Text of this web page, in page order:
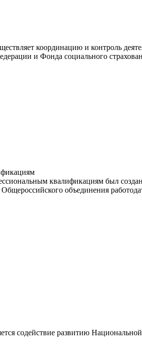
координацию и контроль
и Фонда социального
квалификациям был
объединения
содействие развитию